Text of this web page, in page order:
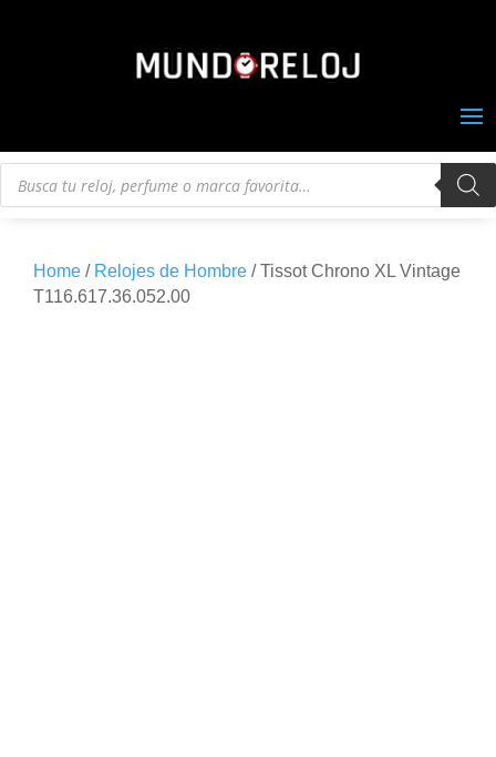
Búsqueda
Home / Relojes de Hombre / Tissot Chrono XL Vintage
T116.617.36.052.00